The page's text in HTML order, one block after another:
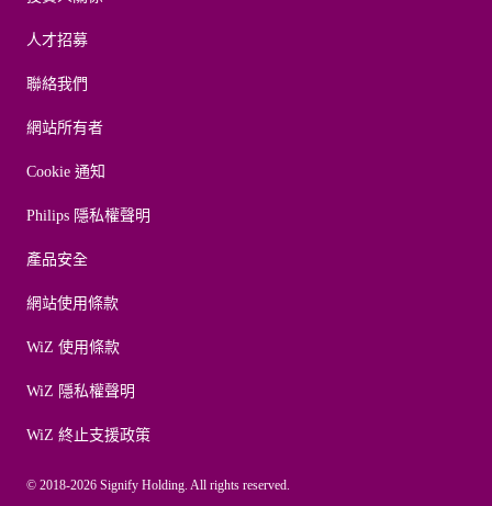
人才招募
聯絡我們
網站所有者
Cookie 通知
Philips 隱私權聲明
產品安全
網站使用條款
WiZ 使用條款
WiZ 隱私權聲明
WiZ 終止支援政策
© 2018-2026 Signify Holding. All rights reserved.